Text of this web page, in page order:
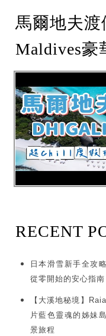
馬爾地夫
Maldives豪
RECENT
日本滑雪新手全攻
從零開始的安心指南
【大溪地秘境】
片藍色靈魂的姊妹
景旅程